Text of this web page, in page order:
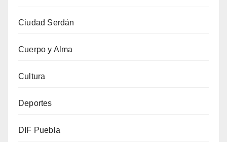
Ciudad Serdán
Cuerpo y Alma
Cultura
Deportes
DIF Puebla